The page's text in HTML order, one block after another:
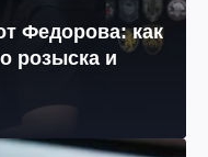
Федорова: как
розыска и